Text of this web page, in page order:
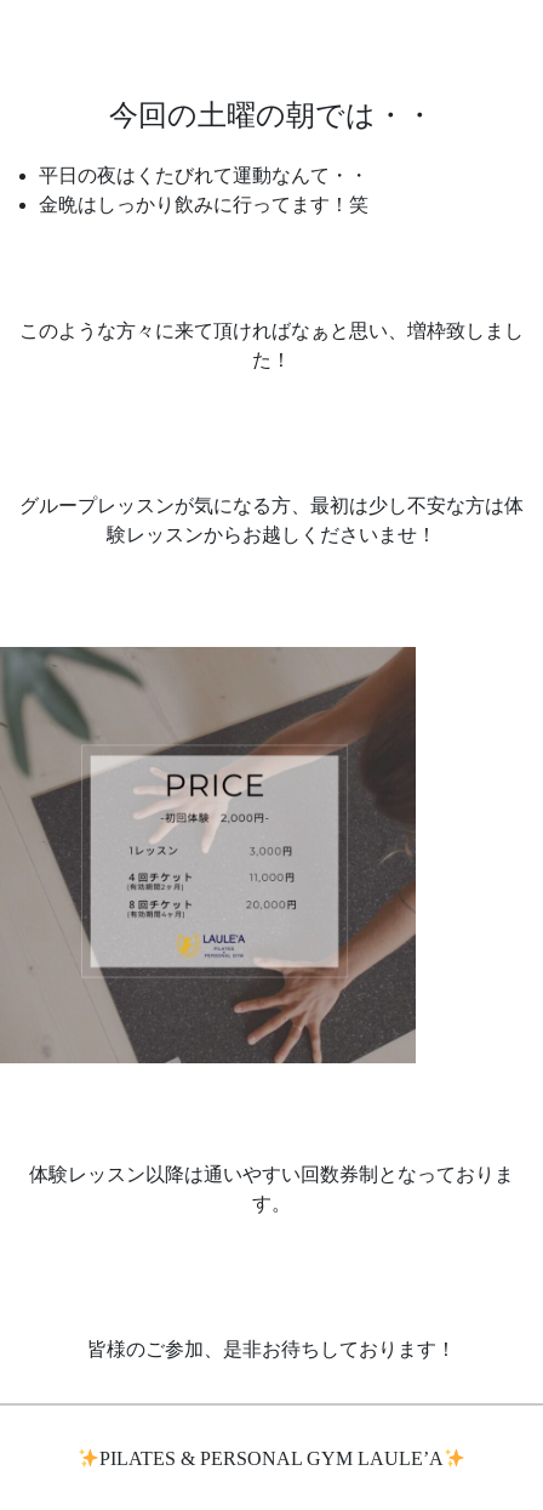
今回の土曜の朝では・・
平日の夜はくたびれて運動なんて・・
金晩はしっかり飲みに行ってます！笑
このような方々に来て頂ければなぁと思い、増枠致しまし
た！
グループレッスンが気になる方、最初は少し不安な方は体
験レッスンからお越しくださいませ！
体験レッスン以降は通いやすい回数券制となっておりま
す。
皆様のご参加、是非お待ちしております！
PILATES & PERSONAL GYM LAULE’A